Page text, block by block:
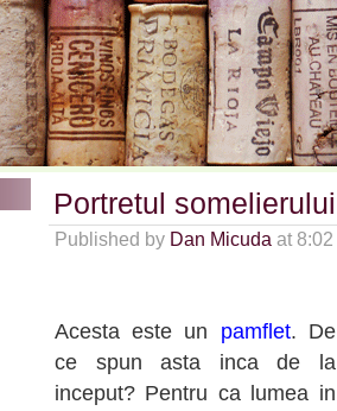
Portretul
Published by Dan Micuda at
Acesta este un pamflet. De
ce spun asta inca de la
inceput? Pentru ca lumea in